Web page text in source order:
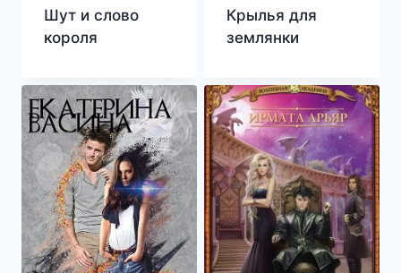
Шут и слово
короля
Крылья для
землянки